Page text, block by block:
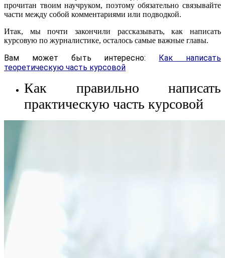
прочитан твоим научруком, поэтому обязательно связывайте
части между собой комментариями или подводкой.
Итак, мы почти закончили рассказывать, как написать
курсовую по журналистике, осталось самые важные главы.
Вам может быть интересно: Как написать
теоретическую часть курсовой
Как правильно написать
практическую часть курсовой